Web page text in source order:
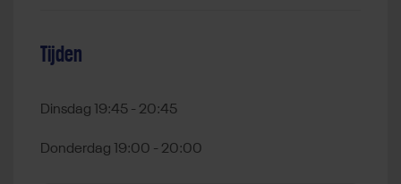
Tijden
Dinsdag 19:45 - 20:45
Donderdag 19:00 - 20:00